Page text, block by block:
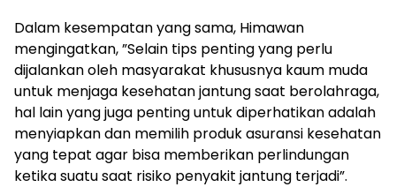
Dalam kesempatan yang sama, Himawan
mengingatkan, ”Selain tips penting yang perlu
dijalankan oleh masyarakat khususnya kaum muda
untuk menjaga kesehatan jantung saat berolahraga,
hal lain yang juga penting untuk diperhatikan adalah
menyiapkan dan memilih produk asuransi kesehatan
yang tepat agar bisa memberikan perlindungan
ketika suatu saat risiko penyakit jantung terjadi”.